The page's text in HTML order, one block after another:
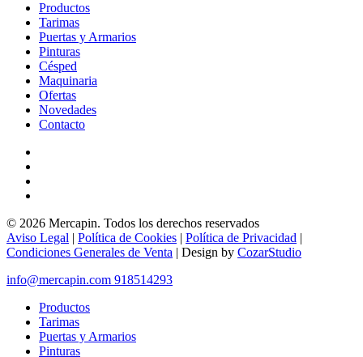
Productos
Tarimas
Puertas y Armarios
Pinturas
Césped
Maquinaria
Ofertas
Novedades
Contacto
© 2026 Mercapin. Todos los derechos reservados
Aviso Legal | Política de Cookies | Política de Privacidad |
Condiciones Generales de Venta | Design by CozarStudio
Close
info@mercapin.com 918514293
Productos
Tarimas
Puertas y Armarios
Pinturas